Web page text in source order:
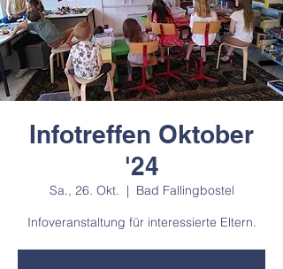
Infotreffen Oktober
'24
Sa., 26. Okt.
  |
Bad Fallingbostel
Infoveranstaltung für interessierte Eltern.